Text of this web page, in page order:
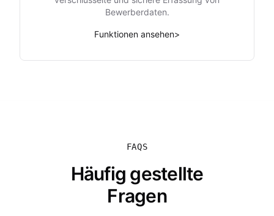
Bewerberdaten.
Funktionen ansehen>
FAQS
Häufig gestellte
Fragen